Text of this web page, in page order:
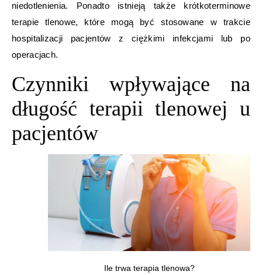
niedotlenienia. Ponadto istnieją także krótkoterminowe
terapie tlenowe, które mogą być stosowane w trakcie
hospitalizacji pacjentów z ciężkimi infekcjami lub po
operacjach.
Czynniki wpływające na
długość terapii tlenowej u
pacjentów
Ile trwa terapia tlenowa?